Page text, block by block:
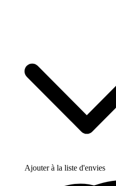
Ajouter à la liste d'envies